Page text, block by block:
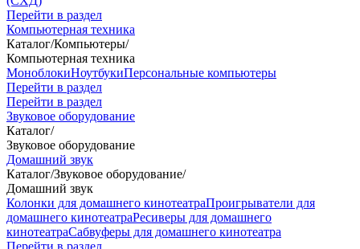
Перейти в раздел
Компьютерная техника
Каталог/Компьютеры/
Компьютерная техника
МоноблокиНоутбукиПерсональные компьютеры
Перейти в раздел
Перейти в раздел
Звуковое оборудование
Каталог/
Звуковое оборудование
Домашний звук
Каталог/Звуковое оборудование/
Домашний звук
Колонки для домашнего кинотеатраПроигрыватели для
домашнего кинотеатраРесиверы для домашнего
кинотеатраСабвуферы для домашнего кинотеатра
Перейти в раздел